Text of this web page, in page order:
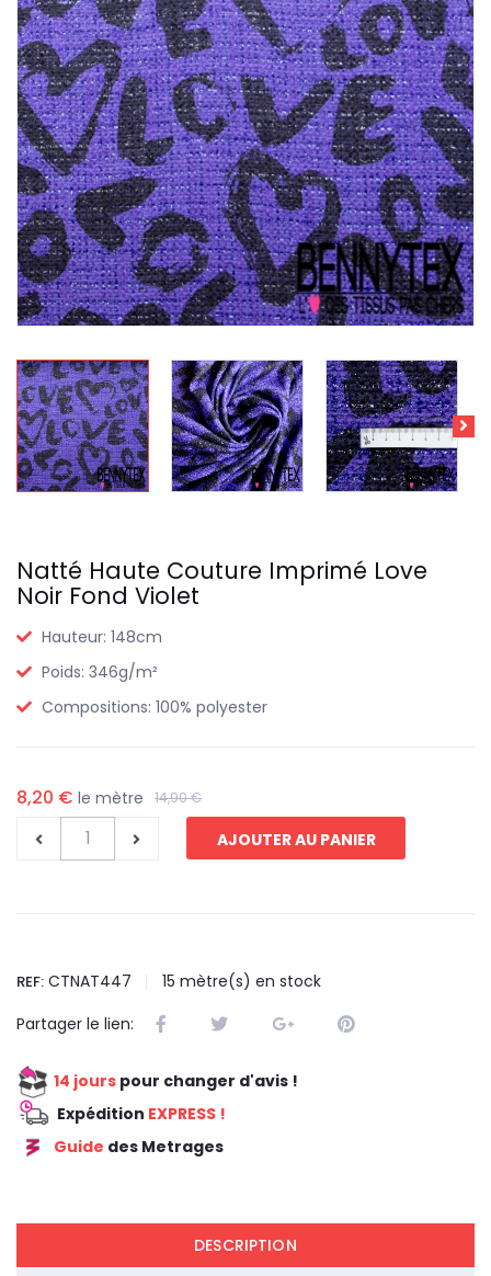
Natté Haute Couture Imprimé Love
Noir Fond Violet
Hauteur: 148cm
Poids: 346g/m²
Compositions: 100% polyester
8,20 € le mètre 14,90 €
AJOUTER AU PANIER
REF: CTNAT447 15 mètre(s) en stock
Partager le lien:
14 jours pour changer d'avis !
Expédition EXPRESS !
Guide des Metrages
DESCRIPTION